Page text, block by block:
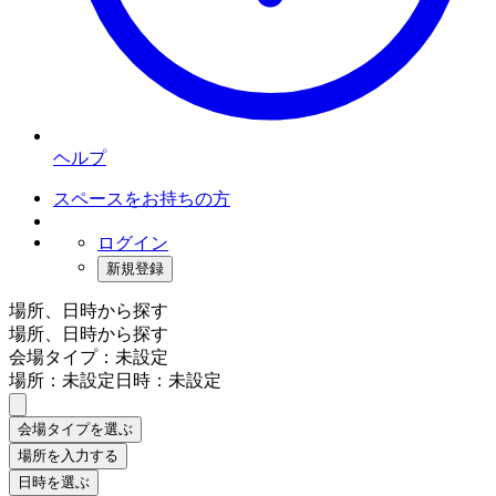
ヘルプ
スペースをお持ちの方
ログイン
新規登録
場所、日時から探す
場所、日時から探す
会場タイプ：未設定
場所：未設定日時：未設定
会場タイプを選ぶ
場所を入力する
日時を選ぶ